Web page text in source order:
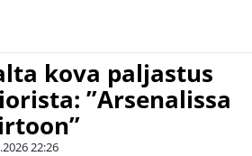
kova paljastus
”Arsenalissa
22:26